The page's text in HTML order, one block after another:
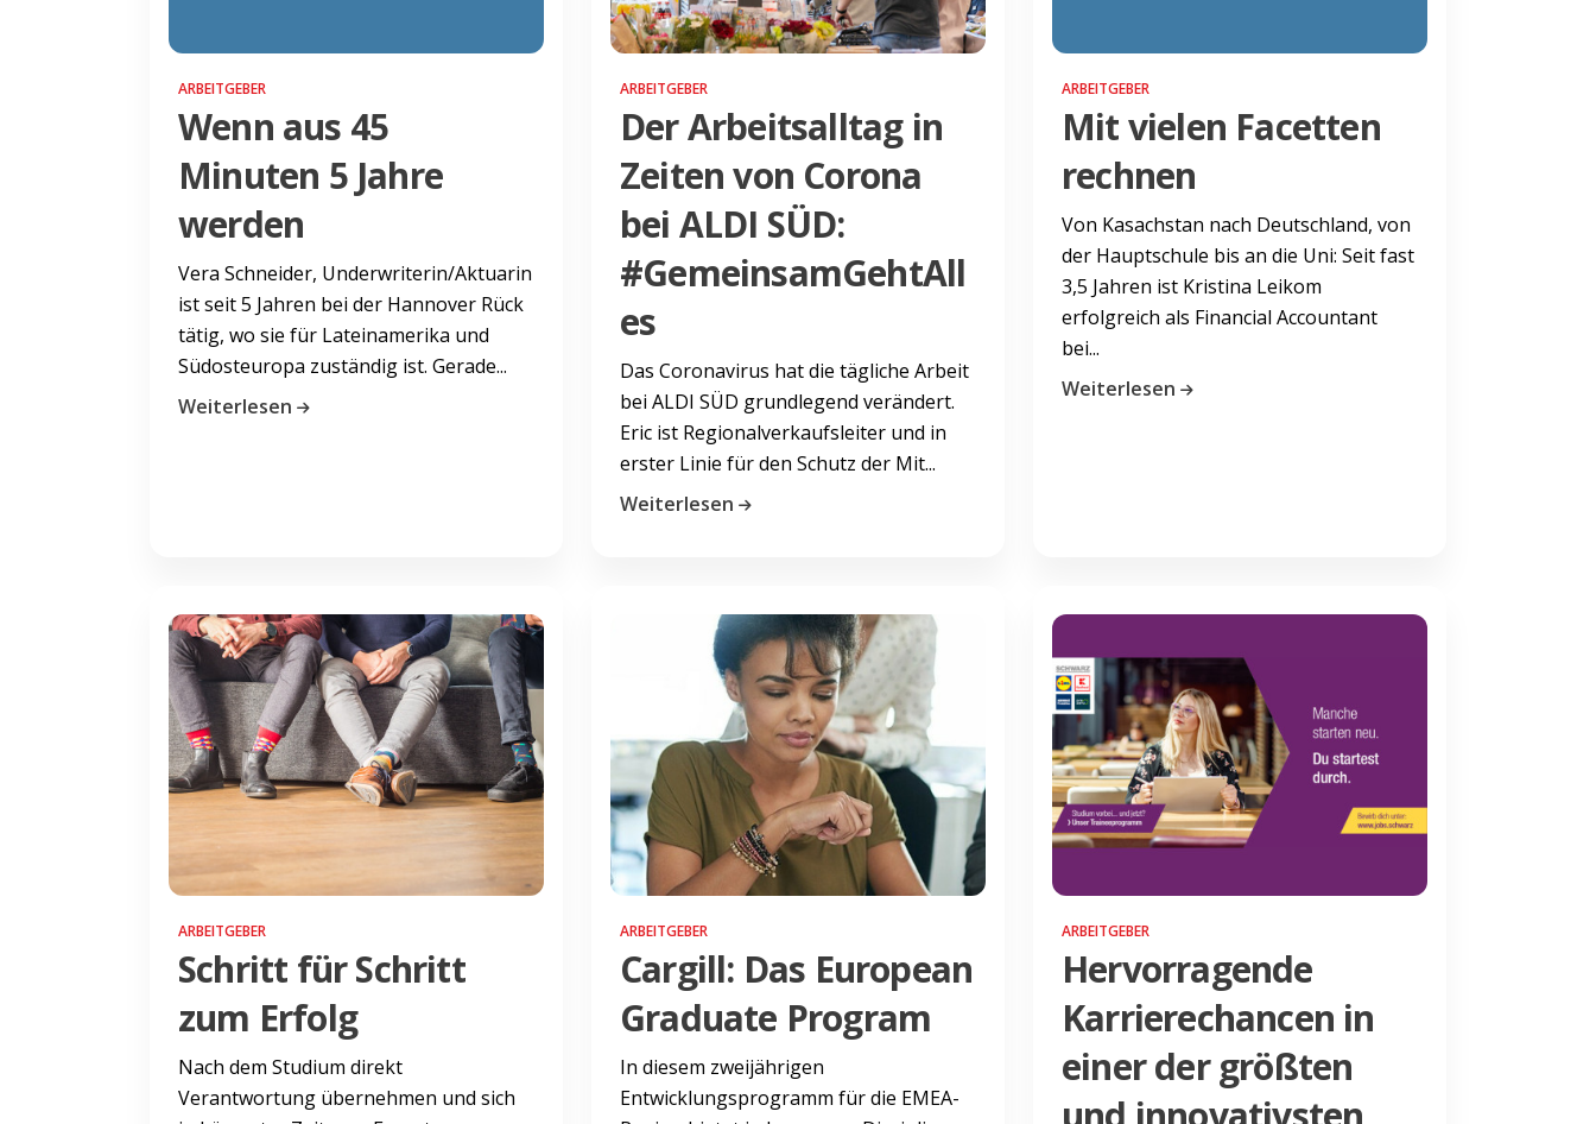
ARBEITGEBER
Wenn aus 45
Minuten 5 Jahre
werden
Vera Schneider, Underwriterin/Aktuarin
ist seit 5 Jahren bei der Hannover Rück
tätig, wo sie für Lateinamerika und
Südosteuropa zuständig ist. Gerade...
Weiterlesen
ARBEITGEBER
Der Arbeitsalltag in
Zeiten von Corona
bei ALDI SÜD:
#GemeinsamGehtAll
es
Das Coronavirus hat die tägliche Arbeit
bei ALDI SÜD grundlegend verändert.
Eric ist Regionalverkaufsleiter und in
erster Linie für den Schutz der Mit...
Weiterlesen
ARBEITGEBER
Mit vielen Facetten
rechnen
Von Kasachstan nach Deutschland, von
der Hauptschule bis an die Uni: Seit fast
3,5 Jahren ist Kristina Leikom
erfolgreich als Financial Accountant
bei...
Weiterlesen
ARBEITGEBER
Schritt für Schritt
zum Erfolg
Nach dem Studium direkt
Verantwortung übernehmen und sich
ARBEITGEBER
Cargill: Das European
Graduate Program
In diesem zweijährigen
Entwicklungsprogramm für die EMEA-
ARBEITGEBER
Hervorragende
Karrierechancen in
einer der größten